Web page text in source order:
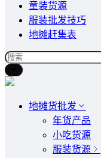
童装货源
服装批发技巧
地摊赶集表
地摊货批发
年货产品
小吃货源
服装货源